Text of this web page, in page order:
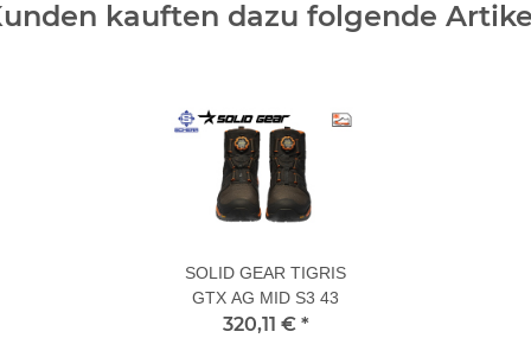
kauften dazu folgende
SOLID GEAR TIGRIS
GTX AG MID S3 43
320,11 € *